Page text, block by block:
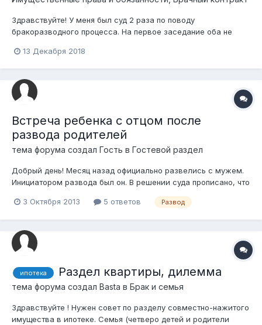
Здравствуйте! У меня был суд 2 раза по поводу
бракоразводного процесса. На первое заседание оба не
не общаемся). Вопрос такой, если он не был и на 2
заседании , развели ли нас? Или же должно обязательно
быть 3 заседание ? Кстати, судья на 1 су...
13 Декабря 2018
Встреча ребенка с отцом после
развода родителей
тема форума создал Гость в Гостевой раздел
Добрый день! Месяц назад официально развелись с мужем.
Инициатором развода был он. В решении суда прописано, что
соглашению с бывшим мужем договорились, что пока
после 1 раз каждую нед...
3 Октября 2013 5 ответов Развод
ипотека Раздел квартиры, дилемма
тема форума создал Basta в Брак и семья
Здравствуйте ! Нужен совет по разделу совместно-нажитого
имущества в ипотеке. Семья (четверо детей и родители